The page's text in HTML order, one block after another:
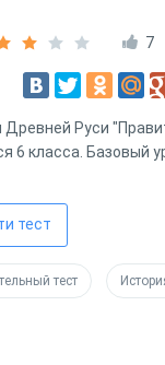
7
Древней Руси
6 класса. Базовый
тест
тест